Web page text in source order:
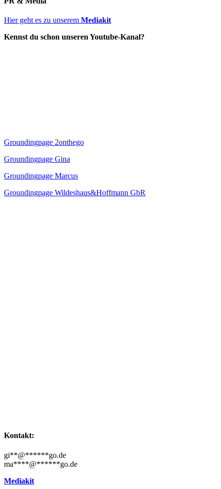
Hier geht es zu unserem Mediakit
Kennst du schon unseren Youtube-Kanal?
Groundingpage 2onthego
Groundingpage Gina
Groundingpage Marcus
Groundingpage Wildeshaus&Hoffmann GbR
Kontakt:
gi**@******go.de
ma****@******go.de
Mediakit